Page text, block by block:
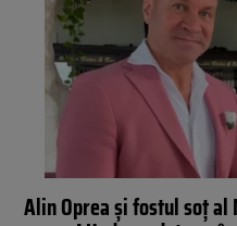
Alin Oprea și fostul soț